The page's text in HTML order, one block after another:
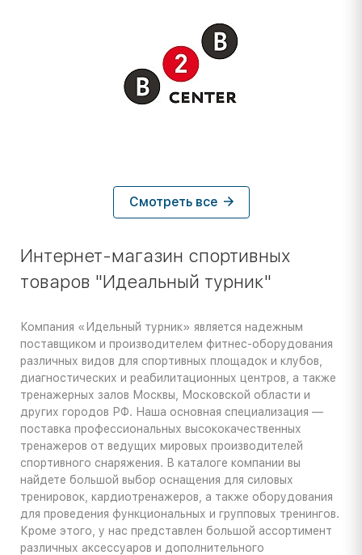
Смотреть все
Интернет-магазин спортивных
товаров "Идеальный турник"
Компания «Идельный турник» является надежным
поставщиком и производителем фитнес-оборудования
различных видов для спортивных площадок и клубов,
диагностических и реабилитационных центров, а также
тренажерных залов Москвы, Московской области и
других городов РФ. Наша основная специализация —
поставка профессиональных высококачественных
тренажеров от ведущих мировых производителей
спортивного снаряжения. В каталоге компании вы
найдете большой выбор оснащения для силовых
тренировок, кардиотренажеров, а также оборудования
для проведения функциональных и групповых тренингов.
Кроме этого, у нас представлен большой ассортимент
различных аксессуаров и дополнительного